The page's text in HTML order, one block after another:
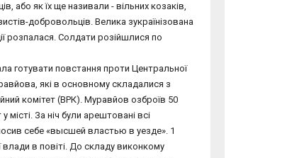
або як їх ще називали - вільних козаків,
добровольців. Велика зукраїнізована
розпалася. Солдати розійшлися по
готувати повстання проти Центральної
які в основному складалися з
комітет (ВРК). Муравйов озброїв 50
За ніч були арештовані всі
себе «высшей властью в уезде». 1
в повіті. До складу виконкому